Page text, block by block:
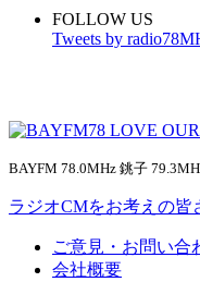
FOLLOW US
Tweets by
BAYFM 78.0MHz 銚子
ラジオCMをお考えの皆
ご意見・お問い合
会社概要